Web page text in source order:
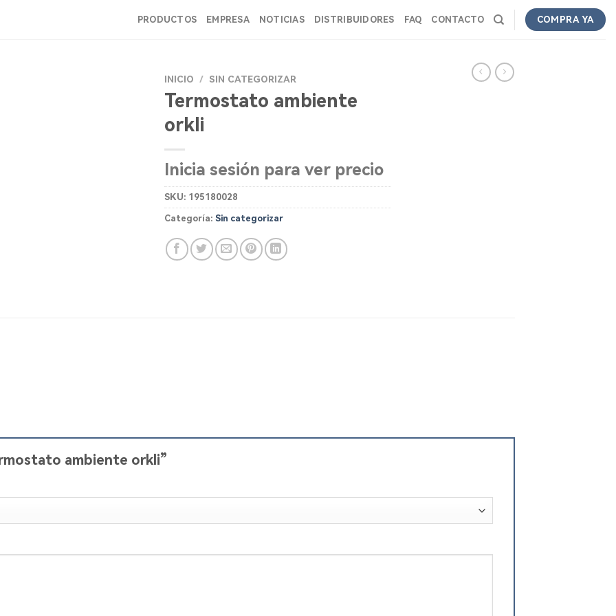
PRODUCTOS EMPRESA NOTICIAS DISTRIBUIDORES FAQ CONTACTO COMPRA YA
INICIO / SIN CATEGORIZAR
Termostato ambiente
orkli
Inicia sesión para ver precio
SKU: 195180028
Categoría: Sin categorizar
ambiente orkli”